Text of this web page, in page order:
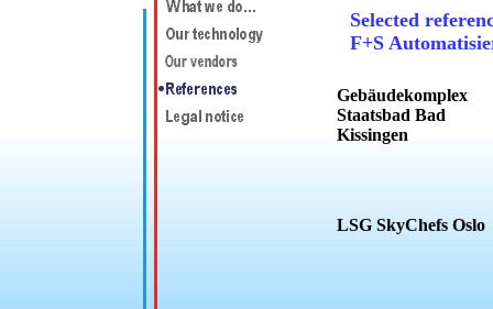
Gebäudekomplex
Staatsbad Bad
Kissingen
LSG SkyChefs Oslo
Selected
F+S